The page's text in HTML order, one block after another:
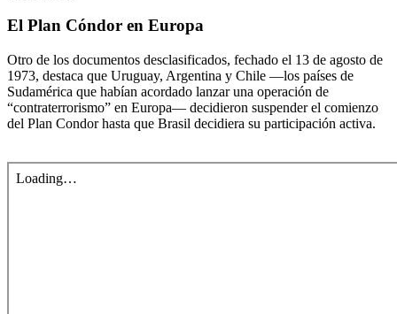
El Plan Cóndor en Europa
Otro de los documentos desclasificados, fechado el 13 de agosto de
1973, destaca que Uruguay, Argentina y Chile —los países de
Sudamérica que habían acordado lanzar una operación de
“contraterrorismo” en Europa— decidieron suspender el comienzo
del Plan Condor hasta que Brasil decidiera su participación activa.